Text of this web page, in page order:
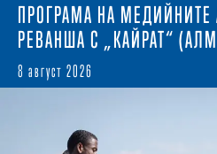
ПРОГРАМА НА МЕДИЙНИТЕ
РЕВАНША С „КАЙРАТ“
8 август 2026